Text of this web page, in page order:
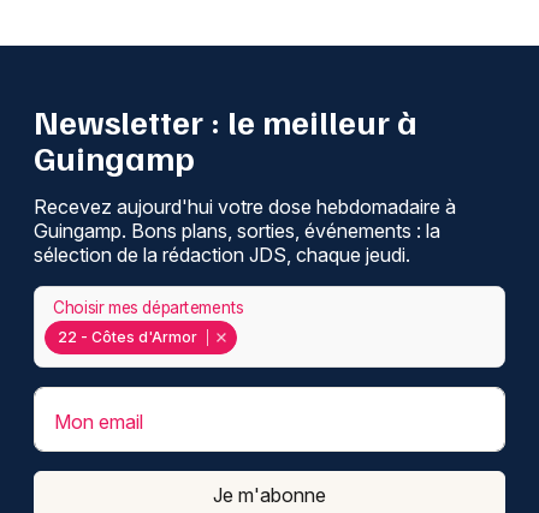
Newsletter : le meilleur à
Guingamp
Recevez aujourd'hui votre dose hebdomadaire à
Guingamp. Bons plans, sorties, événements : la
sélection de la rédaction JDS, chaque jeudi.
22 - Côtes d'Armor
Choisir mes départements
Mon email
Je m'abonne